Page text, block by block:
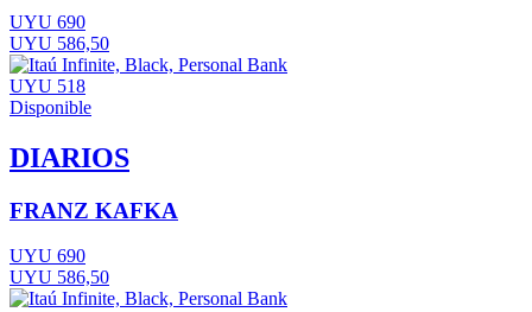
UYU 690
UYU 586,50
UYU 518
Disponible
DIARIOS
FRANZ KAFKA
UYU 690
UYU 586,50